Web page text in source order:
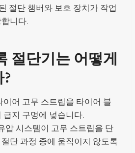
절단 챔버와 보호 장치가 작업
니다.
절단기는 어떻게
이어 고무 스트립을 타이어 블
급지 구멍에 넣습니다.
압 시스템이 고무 스트립을 단
단 과정 중에 움직이지 않도록